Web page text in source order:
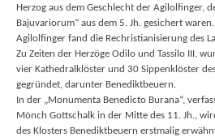
Herzog aus dem Geschlecht der Agilolfinger,
Bajuvariorum“ aus dem 5. Jh. gesichert
Agilolfinger fand die Rechristianisierung des
Zu Zeiten der Herzöge Odilo und Tassilo III.
vier Kathedralklöster und 30 Sippenklöster
gegründet, darunter Benediktbeuern.
In der „Monumenta Benedicto Burana“,
Mönch Gottschalk in der Mitte des 11. Jh.,
des Klosters Benediktbeuern erstmalig